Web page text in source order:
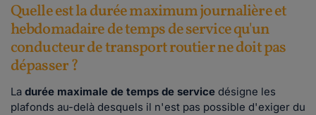
Quelle est la durée maximum journalière et
hebdomadaire de temps de service qu'un
conducteur de transport routier ne doit pas
dépasser ?
La durée maximale de temps de service désigne les
plafonds au-delà desquels il n'est pas possible d'exiger du